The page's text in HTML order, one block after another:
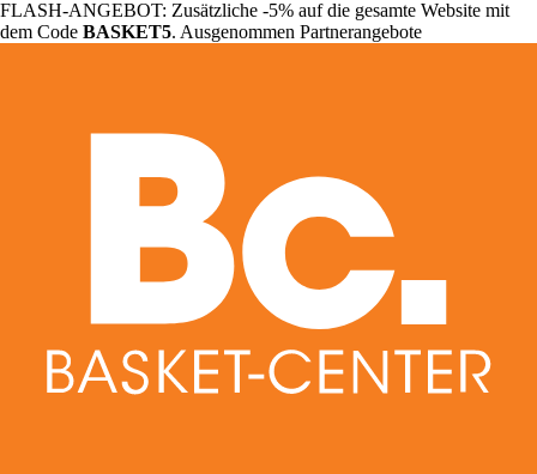
FLASH-ANGEBOT: Zusätzliche -5% auf die gesamte Website mit
dem Code BASKET5. Ausgenommen Partnerangebote